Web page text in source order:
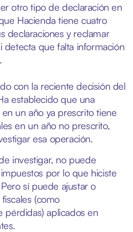
otro tipo de declaración en
Hacienda tiene cuatro
declaraciones y reclamar
detecta que falta información
con la reciente decisión del
establecido que una
un año ya prescrito tiene
en un año no prescrito,
esa operación.
investigar, no puede
por lo que hiciste
sí puede ajustar o
(como
pérdidas) aplicados en